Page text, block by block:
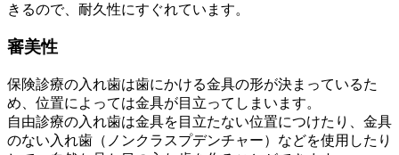
きるので、耐久性にすぐれています。
審美性
保険診療の入れ歯は歯にかける金具の形が決まっているた
め、位置によっては金具が目立ってしまいます。
自由診療の入れ歯は金具を目立たない位置につけたり、金具
のない入れ歯（ノンクラスプデンチャー）などを使用したり